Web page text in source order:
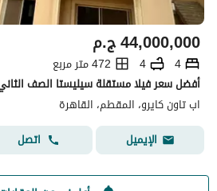
ج.م44,000,000
4
4
472 متر مربع
اب تاون كايرو، المقطم، القاهرة
الإيميل
اتصل